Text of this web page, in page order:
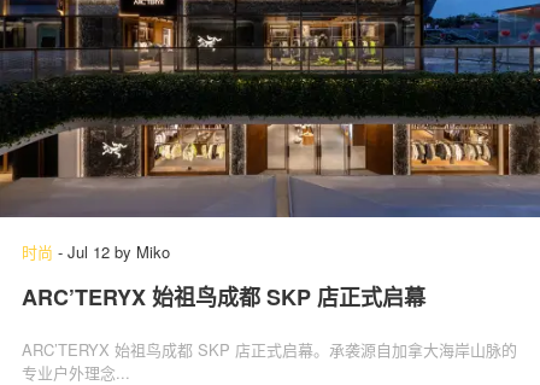
时尚 - Jul 12 by Miko
ARC’TERYX 始祖鸟成都 SKP 店正式启幕
ARC’TERYX 始祖鸟成都 SKP 店正式启幕。承袭源自加拿大海岸山脉的
专业户外理念...